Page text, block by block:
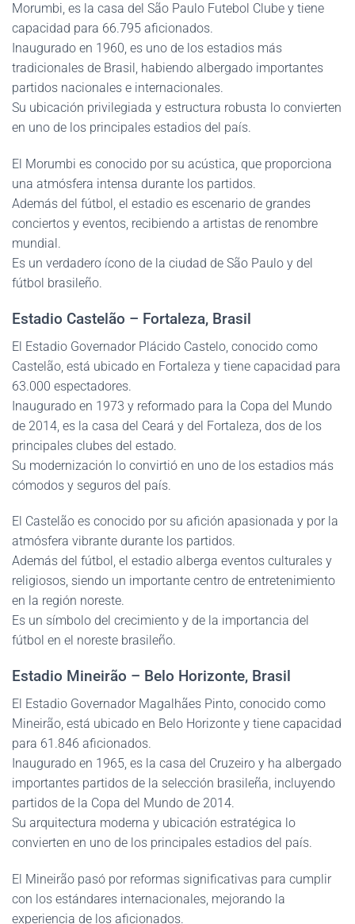
Morumbi, es la casa del São Paulo Futebol Clube y tiene
capacidad para 66.795 aficionados.
Inaugurado en 1960, es uno de los estadios más
tradicionales de Brasil, habiendo albergado importantes
partidos nacionales e internacionales.
Su ubicación privilegiada y estructura robusta lo convierten
en uno de los principales estadios del país.
El Morumbi es conocido por su acústica, que proporciona
una atmósfera intensa durante los partidos.
Además del fútbol, el estadio es escenario de grandes
conciertos y eventos, recibiendo a artistas de renombre
mundial.
Es un verdadero ícono de la ciudad de São Paulo y del
fútbol brasileño.
Estadio Castelão – Fortaleza, Brasil
El Estadio Governador Plácido Castelo, conocido como
Castelão, está ubicado en Fortaleza y tiene capacidad para
63.000 espectadores.
Inaugurado en 1973 y reformado para la Copa del Mundo
de 2014, es la casa del Ceará y del Fortaleza, dos de los
principales clubes del estado.
Su modernización lo convirtió en uno de los estadios más
cómodos y seguros del país.
El Castelão es conocido por su afición apasionada y por la
atmósfera vibrante durante los partidos.
Además del fútbol, el estadio alberga eventos culturales y
religiosos, siendo un importante centro de entretenimiento
en la región noreste.
Es un símbolo del crecimiento y de la importancia del
fútbol en el noreste brasileño.
Estadio Mineirão – Belo Horizonte, Brasil
El Estadio Governador Magalhães Pinto, conocido como
Mineirão, está ubicado en Belo Horizonte y tiene capacidad
para 61.846 aficionados.
Inaugurado en 1965, es la casa del Cruzeiro y ha albergado
importantes partidos de la selección brasileña, incluyendo
partidos de la Copa del Mundo de 2014.
Su arquitectura moderna y ubicación estratégica lo
convierten en uno de los principales estadios del país.
El Mineirão pasó por reformas significativas para cumplir
con los estándares internacionales, mejorando la
experiencia de los aficionados.